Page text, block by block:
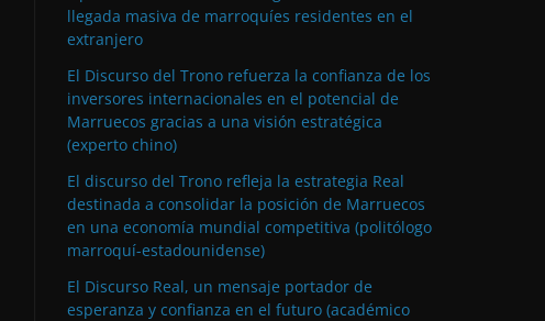
llegada masiva de marroquíes residentes en el
extranjero
El Discurso del Trono refuerza la confianza de los
inversores internacionales en el potencial de
Marruecos gracias a una visión estratégica
(experto chino)
El discurso del Trono refleja la estrategia Real
destinada a consolidar la posición de Marruecos
en una economía mundial competitiva (politólogo
marroquí-estadounidense)
El Discurso Real, un mensaje portador de
esperanza y confianza en el futuro (académico